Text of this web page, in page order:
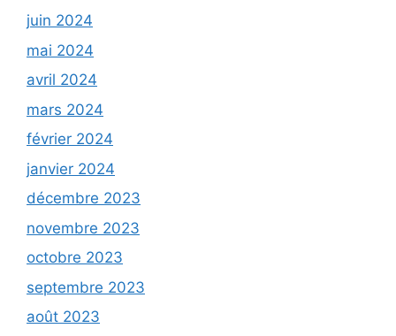
juin 2024
mai 2024
avril 2024
mars 2024
février 2024
janvier 2024
décembre 2023
novembre 2023
octobre 2023
septembre 2023
août 2023